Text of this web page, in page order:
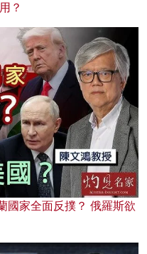
？
國家全面反撲？ 俄羅斯欲